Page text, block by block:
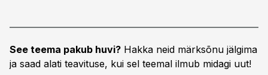
See teema pakub huvi? Hakka neid märksõnu jälgima
ja saad alati teavituse, kui sel teemal ilmub midagi uut!